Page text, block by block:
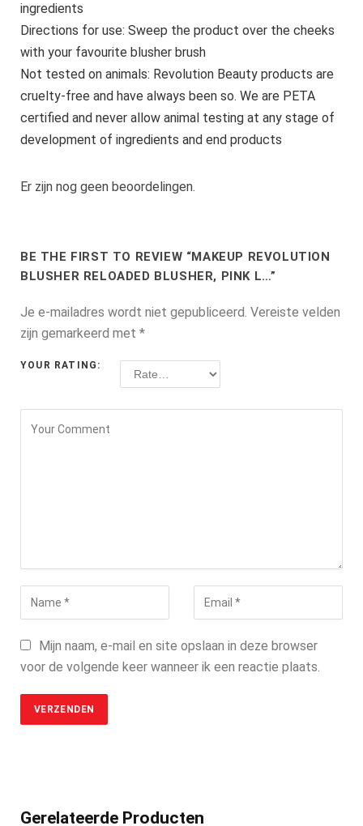
ingredients
Directions for use: Sweep the product over the cheeks
with your favourite blusher brush
Not tested on animals: Revolution Beauty products are
cruelty-free and have always been so. We are PETA
certified and never allow animal testing at any stage of
development of ingredients and end products
Er zijn nog geen beoordelingen.
BE THE FIRST TO REVIEW “MAKEUP REVOLUTION
BLUSHER RELOADED BLUSHER, PINK L…”
Je e-mailadres wordt niet gepubliceerd. Vereiste velden
zijn gemarkeerd met *
YOUR RATING:
Mijn naam, e-mail en site opslaan in deze browser
voor de volgende keer wanneer ik een reactie plaats.
Gerelateerde Producten